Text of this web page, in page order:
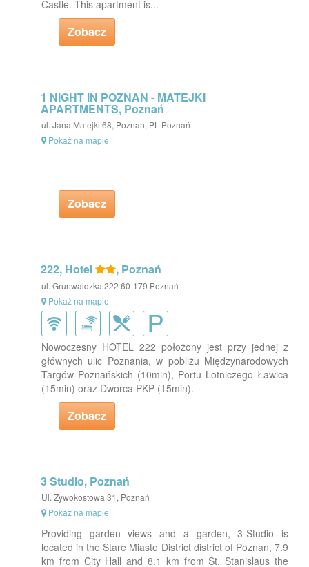
Castle. This apartment is...
Zobacz
1 NIGHT IN POZNAN - MATEJKI
APARTMENTS, Poznań
ul. Jana Matejki 68, Poznan, PL Poznań
Pokaż na mapie
Zobacz
222, Hotel , Poznań
ul. Grunwaldzka 222 60-179 Poznań
Pokaż na mapie
Nowoczesny HOTEL 222 położony jest przy jednej z
głównych ulic Poznania, w pobliżu Międzynarodowych
Targów Poznańskich (10min), Portu Lotniczego Ławica
(15min) oraz Dworca PKP (15min).
Zobacz
3 Studio, Poznań
Ul. Zywokostowa 31, Poznań
Pokaż na mapie
Providing garden views and a garden, 3-Studio is
located in the Stare Miasto District district of Poznan, 7.9
km from City Hall and 8.1 km from St. Stanislaus the